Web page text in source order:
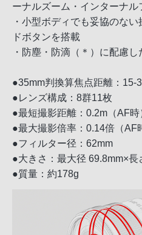
ーナルズーム・インターナ
・小型ボディでも妥協のな
ドボタンを搭載
・防塵・防滴（＊）に配慮し
●35mm判換算焦点距離：15-
●レンズ構成：8群11枚
●最短撮影距離：0.2m（AF時
●最大撮影倍率：0.14倍（AF
●フィルター径：62mm
●大きさ：最大径 69.8mm×長
●質量：約178g